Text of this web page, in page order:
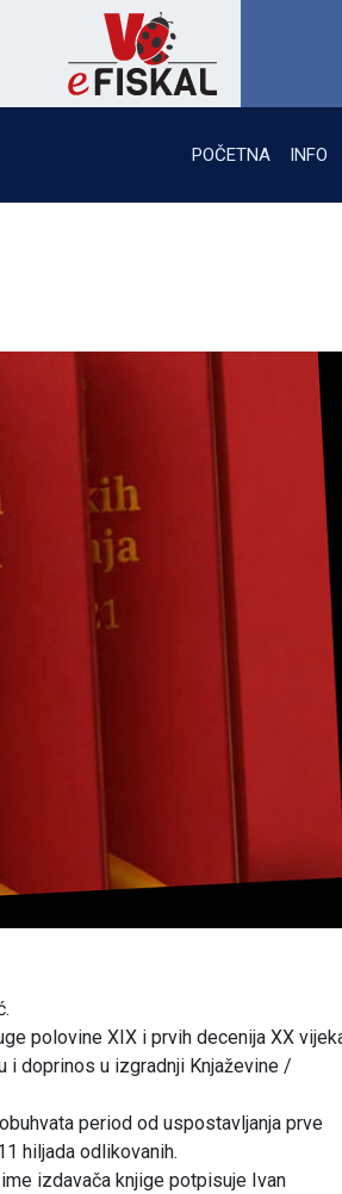
POČETNA INFO
polovine XIX i prvih decenija XX
i doprinos u izgradnji Knjaževine /
period od uspostavljanja prve
hiljada odlikovanih.
izdavača knjige potpisuje Ivan